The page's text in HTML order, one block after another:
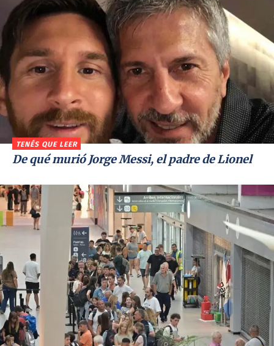
TENÉS QUE LEER
De qué murió Jorge Messi, el padre de Lionel